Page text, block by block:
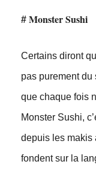
# Monster Sushi
Certains diront
pas purement du
que chaque fois
Monster Sushi,
depuis les makis
fondent sur la